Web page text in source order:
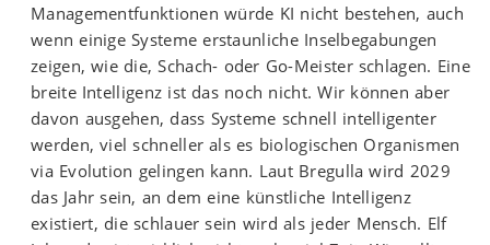
Managementfunktionen würde KI nicht bestehen, auch
wenn einige Systeme erstaunliche Inselbegabungen
zeigen, wie die, Schach- oder Go-Meister schlagen. Eine
breite Intelligenz ist das noch nicht. Wir können aber
davon ausgehen, dass Systeme schnell intelligenter
werden, viel schneller als es biologischen Organismen
via Evolution gelingen kann. Laut Bregulla wird 2029
das Jahr sein, an dem eine künstliche Intelligenz
existiert, die schlauer sein wird als jeder Mensch. Elf